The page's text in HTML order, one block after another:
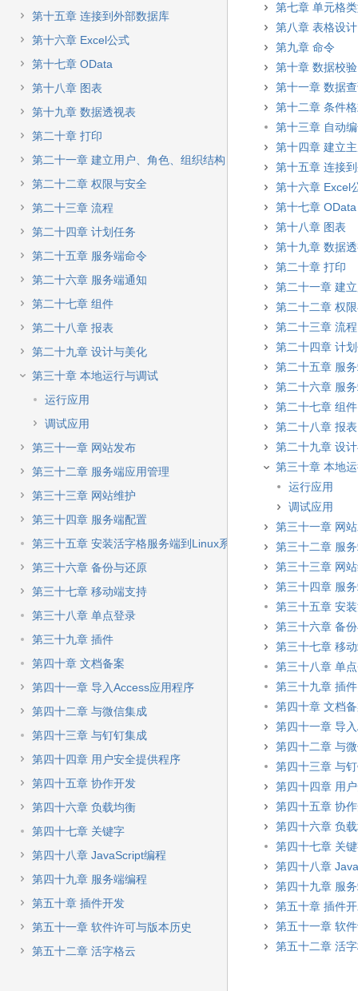
第十五章 连接到外部数据库
第十六章 Excel公式
第十七章 OData
第十八章 图表
第十九章 数据透视表
第二十章 打印
第二十一章 建立用户、角色、组织结构
第二十二章 权限与安全
第二十三章 流程
第二十四章 计划任务
第二十五章 服务端命令
第二十六章 服务端通知
第二十七章 组件
第二十八章 报表
第二十九章 设计与美化
第三十章 本地运行与调试
运行应用
调试应用
第三十一章 网站发布
第三十二章 服务端应用管理
第三十三章 网站维护
第三十四章 服务端配置
第三十五章 安装活字格服务端到Linux系统
第三十六章 备份与还原
第三十七章 移动端支持
第三十八章 单点登录
第三十九章 插件
第四十章 文档备案
第四十一章 导入Access应用程序
第四十二章 与微信集成
第四十三章 与钉钉集成
第四十四章 用户安全提供程序
第四十五章 协作开发
第四十六章 负载均衡
第四十七章 关键字
第四十八章 JavaScript编程
第四十九章 服务端编程
第五十章 插件开发
第五十一章 软件许可与版本历史
第五十二章 活字格云
第七章 单元格
第八章 表格设计
第九章 命令
第十章 数据校验
第十一章 数据
第十二章 条件
第十三章 自动
第十四章 建立
第十五章 连接
第十六章 Excel
第十七章 OData
第十八章 图表
第十九章 数据
第二十章 打印
第二十一章 建
第二十二章 权
第二十三章 流程
第二十四章 计
第二十五章 服
第二十六章 服
第二十七章 组件
第二十八章 报表
第二十九章 设
第三十章 本地
运行应用
调试应用
第三十一章 网
第三十二章 服
第三十三章 网
第三十四章 服
第三十五章 安
第三十六章 备
第三十七章 移
第三十八章 单
第三十九章 插件
第四十章 文档
第四十一章 导
第四十二章 与
第四十三章 与
第四十四章 用
第四十五章 协
第四十六章 负
第四十七章 关
第四十八章
第四十九章 服
第五十章 插件
第五十一章 软
第五十二章 活